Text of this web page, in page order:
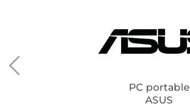
PC portable
ASUS